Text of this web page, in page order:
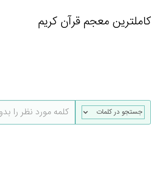
کاملترین معجم قرآن کریم